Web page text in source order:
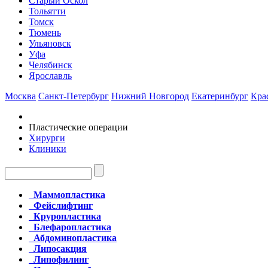
Тольятти
Томск
Тюмень
Ульяновск
Уфа
Челябинск
Ярославль
Москва Санкт-Петербург Нижний Новгород Екатеринбург
Пластические операции
Хирурги
Клиники
Маммопластика
Фейслифтинг
Круропластика
Блефаропластика
Абдоминопластика
Липосакция
Липофилинг